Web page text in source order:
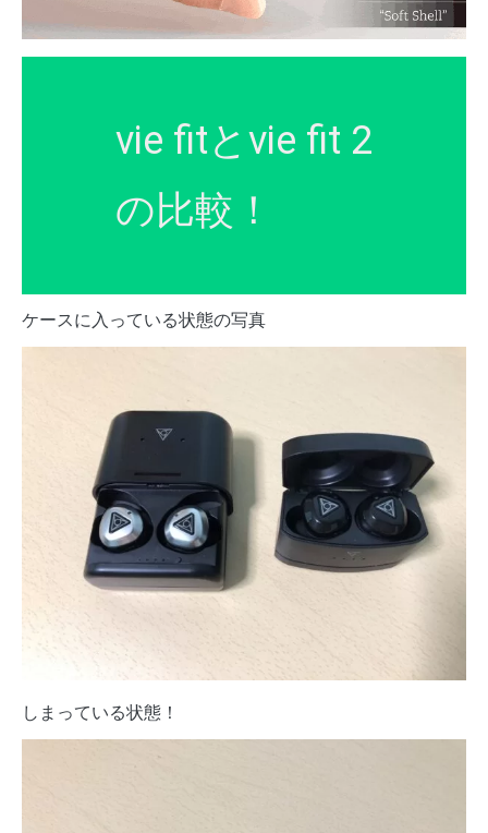
vie fitとvie fit 2
の比較！
ケースに入っている状態の写真
しまっている状態！